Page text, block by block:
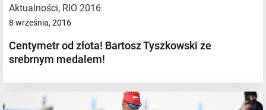
Aktualności, RIO 2016
8 września, 2016
Centymetr od złota! Bartosz Tyszkowski ze
srebrnym medalem!